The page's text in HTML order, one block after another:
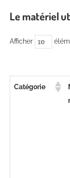
Le matériel
Afficher
Catégorie